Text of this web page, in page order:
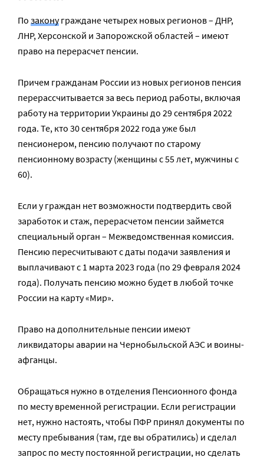
По законуграждане четырех новых регионов – ДНР,
ЛНР, Херсонской и Запорожской областей – имеют
право на перерасчет пенсии.
Причем гражданам России из новых регионов пенсия
перерассчитывается за весь период работы, включая
работу на территории Украины до 29 сентября 2022
года. Те, кто 30 сентября 2022 года уже был
пенсионером, пенсию получают по старому
пенсионному возрасту (женщины с 55 лет, мужчины с
60).
Если у граждан нет возможности подтвердить свой
заработок и стаж, перерасчетом пенсии займется
специальный орган – Межведомственная комиссия.
Пенсию пересчитывают с даты подачи заявления и
выплачивают с 1 марта 2023 года (по 29 февраля 2024
года). Получать пенсию можно будет в любой точке
России на карту «Мир».
Право на дополнительные пенсии имеют
ликвидаторы аварии на Чернобыльской АЭС и воины-
афганцы.
Обращаться нужно в отделения Пенсионного фонда
по месту временной регистрации. Если регистрации
нет, нужно настоять, чтобы ПФР принял документы по
месту пребывания (там, где вы обратились) и сделал
запрос по месту постоянной регистрации, но сделать